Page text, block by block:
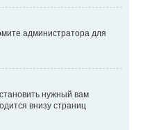
администратора для
нужный вам
внизу страниц